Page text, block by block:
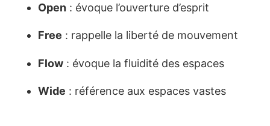
Open : évoque l’ouverture d’esprit
Free : rappelle la liberté de mouvement
Flow : évoque la fluidité des espaces
Wide : référence aux espaces vastes